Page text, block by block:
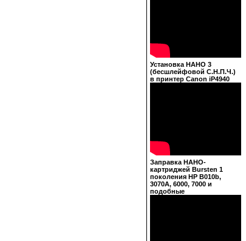
Установка НАНО 3
(бесшлейфовой С.Н.П.Ч.)
в принтер Canon iP4940
Заправка НАНО-
картриджей Bursten 1
поколения HP B010b,
3070A, 6000, 7000 и
подобные